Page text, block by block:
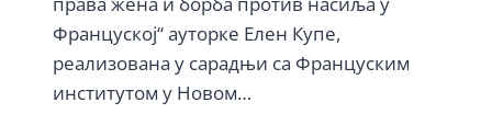
Француској“ ауторке Елен Купе,
реализована у сарадњи са Француским
институтом у Новом…